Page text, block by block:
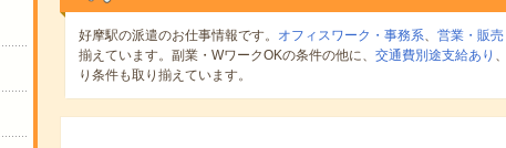
好摩駅の派遣のお仕事情報です。 オフィスワーク・事務系、 営業・販
揃えています。副業・WワークOKの条件の他に、 交通費別途支給あり 、
り条件も取り揃えています。